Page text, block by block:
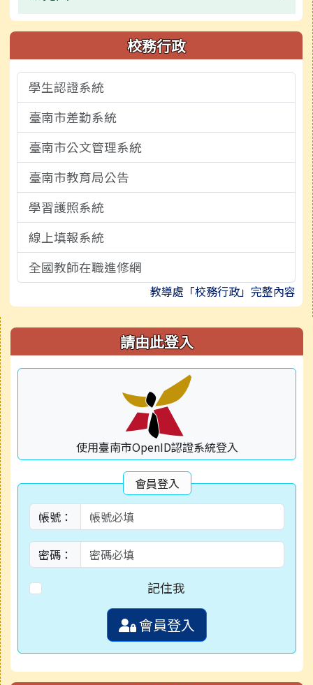
榮譽榜
校園影片
檔案下載
外部轉知宣導
校務行政
常用連結
業務職掌
檔案下載
業務職掌
校園公告
活動相簿
校園影音
檔案下載
校務行政
學生認證系統
臺南市差勤系統
臺南市公文管理系統
臺南市教育局公告
學習護照系統
線上填報系統
全國教師在職進修網
教導處「校務行政」完整內容
右邊區域內容 請由此登入
使用臺南市OpenID認證系統登入
會員登入
帳號：
密碼：
記住我
會員登入